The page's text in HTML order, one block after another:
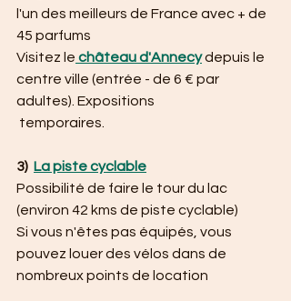
l'un des meilleurs de France avec + de
45 parfums
Visitez le château d'Annecy depuis le
centre ville (entrée - de 6 € par
adultes). Expositions
temporaires.
3) La piste cyclable
Possibilité de faire le tour du lac
(environ 42 kms de piste cyclable)
Si vous n'êtes pas équipés, vous
pouvez louer des vélos dans de
nombreux points de location